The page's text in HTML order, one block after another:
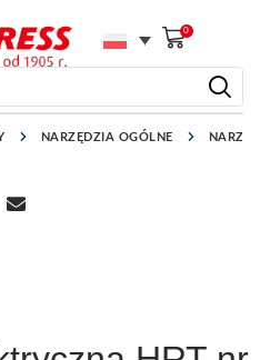
0
NARZĘDZIA OGÓLNE